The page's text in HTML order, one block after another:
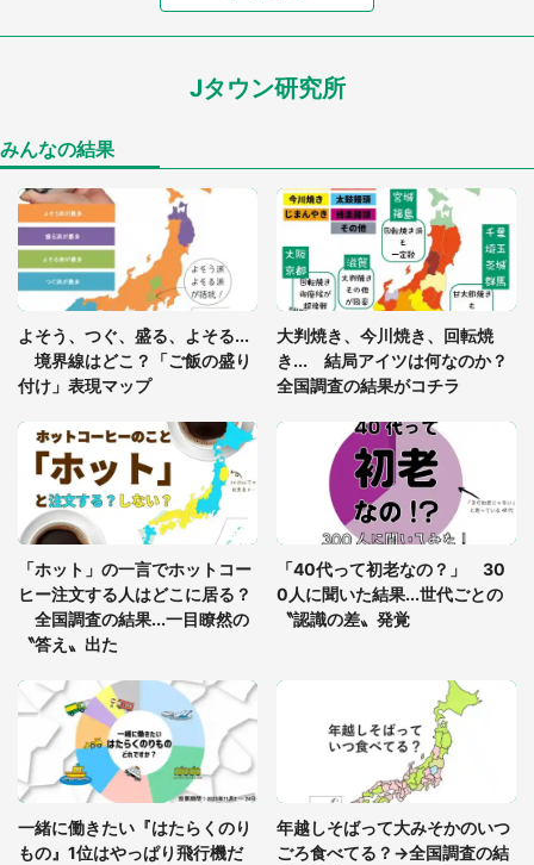
7万人驚がく 「お菓子売り場ならまだしも...」「ハ
ードル高い」
「閉所恐怖症の私は新幹線で大パニック。隣席の青
「ゾワゾワする」「本当に気持ち悪い」 道端でバ
グっちゃってた〝野生の野菜〟に6.5万人戦慄
座布団だろ」「食パンの耳」と1.4万人困惑
っ暗な道で遭難状態。なんとか見つけた民家に助け
を求めると、住人の男性が...」
「孫にあげると思って、あなたにこれをあげる」
真夏の山道で見知らぬお婆さんに握らされたもの
（山口県・30代女性）
Jタウン研究所
みんなの結果
よそう、つぐ、盛る、よそる...
境界線はどこ？「ご飯の盛り
付け」表現マップ
大判焼き、今川焼き、回転焼
き... 結局アイツは何なのか？
全国調査の結果がコチラ
「ホット」の一言でホットコー
ヒー注文する人はどこに居る？
全国調査の結果...一目瞭然の
〝答え〟出た
「40代って初老なの？」 30
0人に聞いた結果...世代ごとの
〝認識の差〟発覚
一緒に働きたい『はたらくのり
もの』1位はやっぱり飛行機だ
年越しそばって大みそかのいつ
ごろ食べてる？→全国調査の結